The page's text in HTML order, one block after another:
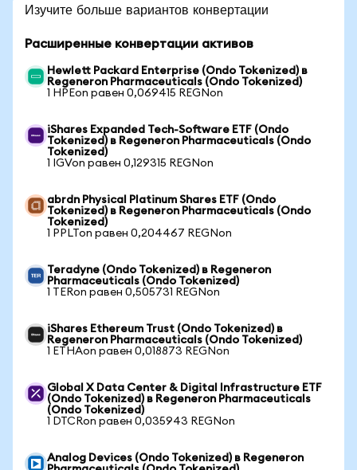
Изучите больше вариантов конвертации
Расширенные конвертации активов
Hewlett Packard Enterprise (Ondo Tokenized) в
Regeneron Pharmaceuticals (Ondo Tokenized)
1 HPEon равен 0,069415 REGNon
iShares Expanded Tech-Software ETF (Ondo
Tokenized) в Regeneron Pharmaceuticals (Ondo
Tokenized)
1 IGVon равен 0,129315 REGNon
abrdn Physical Platinum Shares ETF (Ondo
Tokenized) в Regeneron Pharmaceuticals (Ondo
Tokenized)
1 PPLTon равен 0,204467 REGNon
Teradyne (Ondo Tokenized) в Regeneron
Pharmaceuticals (Ondo Tokenized)
1 TERon равен 0,505731 REGNon
iShares Ethereum Trust (Ondo Tokenized) в
Regeneron Pharmaceuticals (Ondo Tokenized)
1 ETHAon равен 0,018873 REGNon
Global X Data Center & Digital Infrastructure ETF
(Ondo Tokenized) в Regeneron Pharmaceuticals
(Ondo Tokenized)
1 DTCRon равен 0,035943 REGNon
Analog Devices (Ondo Tokenized) в Regeneron